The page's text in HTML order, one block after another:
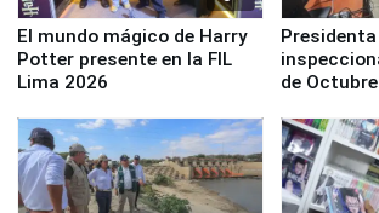
El mundo mágico de Harry
Potter presente en la FIL
Lima 2026
Presidenta Keiko Fujimori,
de